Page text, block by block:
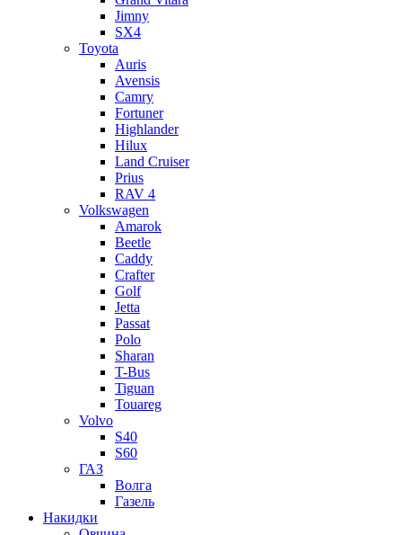
Jimny
SX4
Toyota
Auris
Avensis
Camry
Fortuner
Highlander
Hilux
Land Cruiser
Prius
RAV 4
Volkswagen
Amarok
Beetle
Caddy
Crafter
Golf
Jetta
Passat
Polo
Sharan
T-Bus
Tiguan
Touareg
Volvo
S40
S60
ГАЗ
Волга
Газель
Накидки